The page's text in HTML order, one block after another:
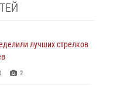
лучших стрелков
2